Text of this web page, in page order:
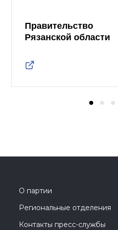
Правительство
Рязанской области
О партии
Региональные отделения
Контакты пресс-службы